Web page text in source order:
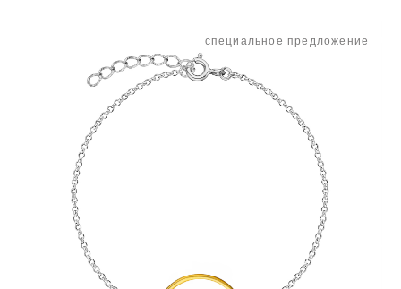
специальное предложение